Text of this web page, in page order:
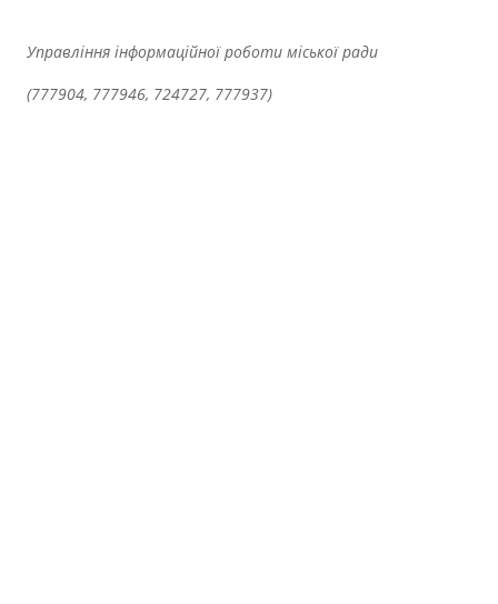
Управління інформаційної роботи міської ради
(777904, 777946, 724727, 777937)